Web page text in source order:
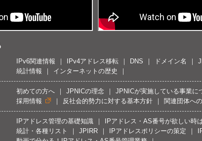
IPv6関連情報 IPv4アドレス移転 DNS ドメイン名
統計情報
インターネットの歴史
初めての方へ JPNICの理念 JPNICが実施している事業に
採用情報
反社会的勢力に対する基本方針 関連団体へ
IPアドレス管理の基礎知識 IPアドレス・AS番号が欲しい時
統計・各種リスト
JPIRR IPアドレスポリシーの策定